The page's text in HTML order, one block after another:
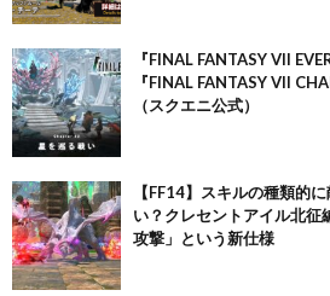
『FINAL FANTASY VII
『FINAL FANTASY VII
（スクエニ公式）
【FF14】スキルの種類的
い？クレセントアイル北征
攻撃」という新仕様